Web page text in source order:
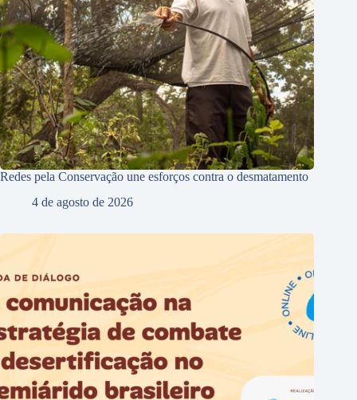
Redes pela Conservação une esforços contra o desmatamento
4 de agosto de 2026